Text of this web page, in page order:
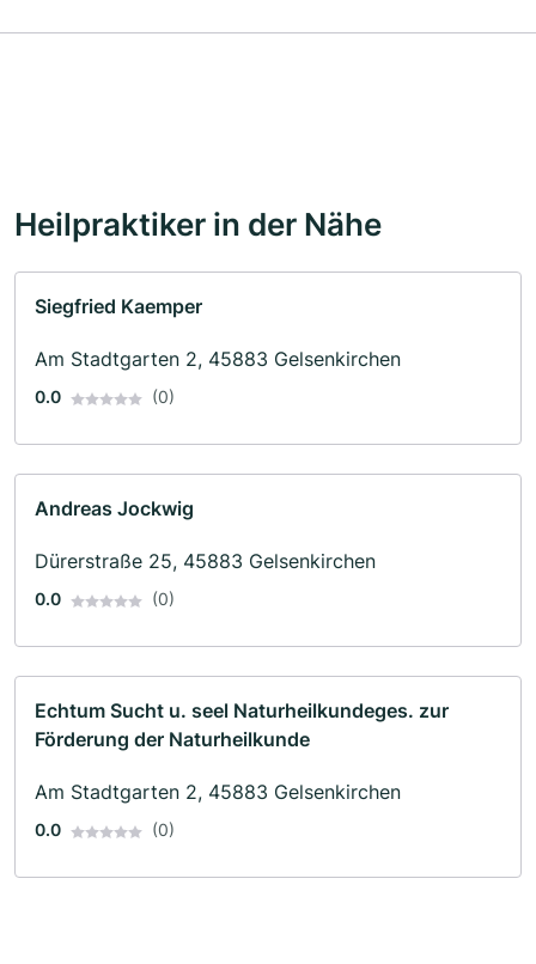
Heilpraktiker in der Nähe
Siegfried Kaemper
Am Stadtgarten 2, 45883 Gelsenkirchen
0.0 (0)
Andreas Jockwig
Dürerstraße 25, 45883 Gelsenkirchen
0.0 (0)
Echtum Sucht u. seel Naturheilkundeges. zur
Förderung der Naturheilkunde
Am Stadtgarten 2, 45883 Gelsenkirchen
0.0 (0)